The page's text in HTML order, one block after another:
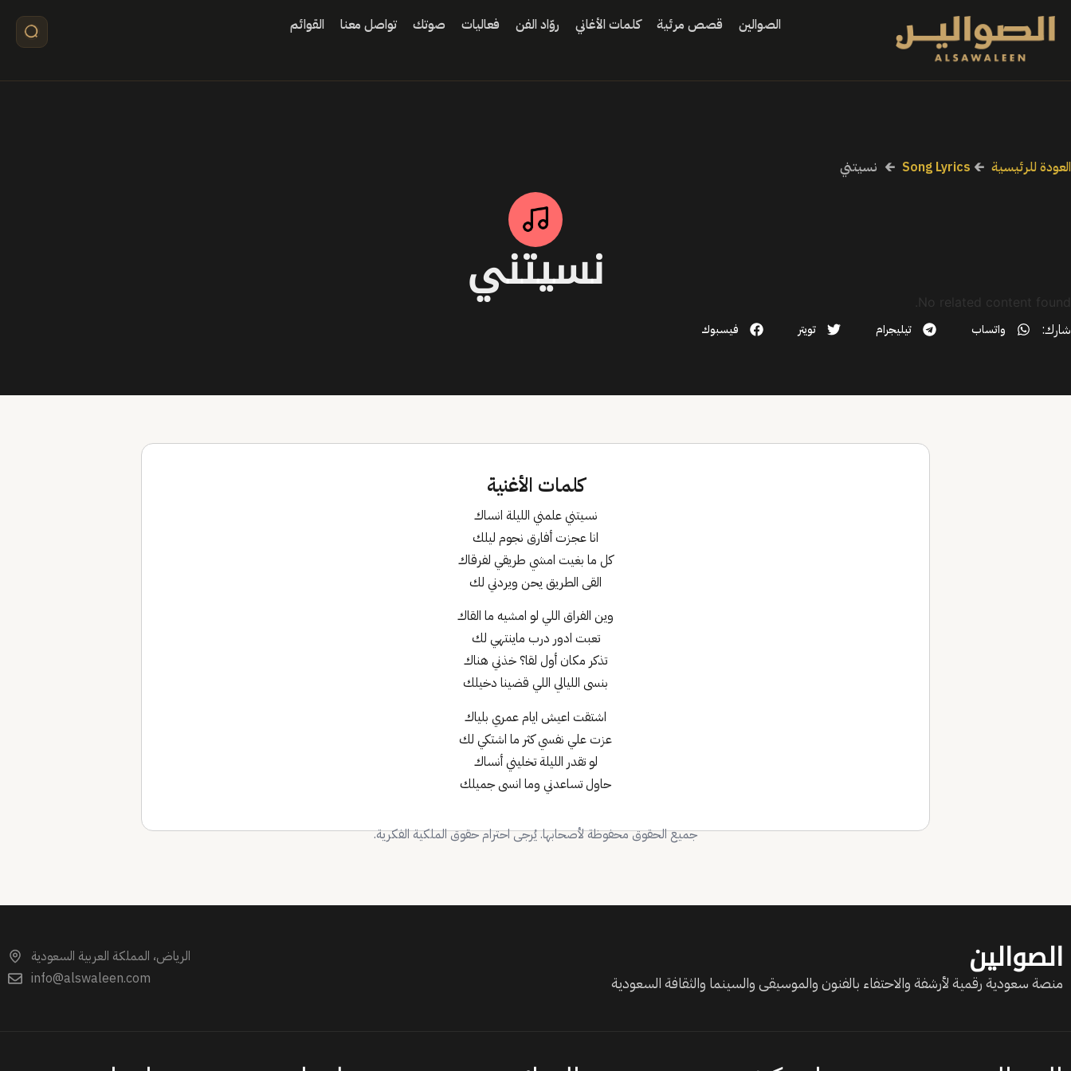
الصوالين قصص مرئية كلمات الأغاني روّاد الفن فعاليات صوتك تواصل معنا القوائم
العودة للرئيسية 🡰
Song Lyrics
🡰 نسيتني
نسيتني No related content found.
شارك: واتساب تيليجرام تويتر فيسبوك
كلمات الأغنية
نسيتني علمني الليلة انساك
انا عجزت أفارق نجوم ليلك
كل ما بغيت امشي طريقي لفرقاك
القى الطريق يحن ويردني لك
وين الفراق اللي لو امشيه ما القاك
تعبت ادور درب ماينتهي لك
تذكر مكان أول لقا؟ خذني هناك
بنسى الليالي اللي قضينا دخيلك
اشتقت اعيش ايام عمري بلياك
عزت علي نفسي كثر ما اشتكي لك
لو تقدر الليلة تخليني أنساك
حاول تساعدني وما انسى جميلك
جميع الحقوق محفوظة لأصحابها. يُرجى احترام حقوق الملكية الفكرية.
الصوالين
منصة سعودية رقمية لأرشفة والاحتفاء بالفنون والموسيقى والسينما والثقافة السعودية
الرياض، المملكة العربية السعودية
info@alswaleen.com